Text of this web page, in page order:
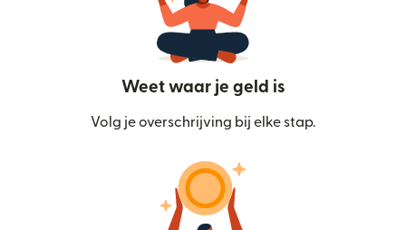
Weet waar je geld is
Volg je overschrijving bij elke stap.